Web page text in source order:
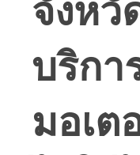
จังหวั
บริกา
มอเต